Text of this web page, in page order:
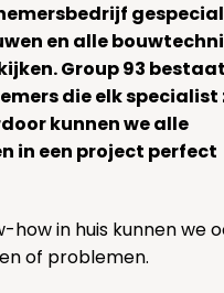
en alle
Group 93
die elk specialist
kunnen we alle
in een project perfect
how in huis kunnen we
of problemen.